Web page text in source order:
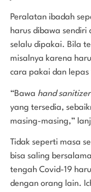
Peralatan ibadah
harus dibawa
selalu dipakai. Bila
misalnya karena
cara pakai dan lepas
“Bawa hand sanitizer
yang tersedia,
masing-masing,”
Tidak seperti masa
bisa saling
tengah Covid-19
dengan orang lain.